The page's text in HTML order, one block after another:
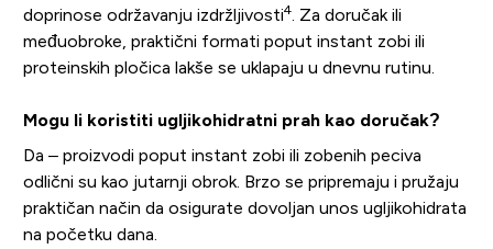
doprinose održavanju izdržljivosti4. Za doručak ili
međuobroke, praktični formati poput instant zobi ili
proteinskih pločica lakše se uklapaju u dnevnu rutinu.
Mogu li koristiti ugljikohidratni prah kao doručak?
Da – proizvodi poput instant zobi ili zobenih peciva
odlični su kao jutarnji obrok. Brzo se pripremaju i pružaju
praktičan način da osigurate dovoljan unos ugljikohidrata
na početku dana.